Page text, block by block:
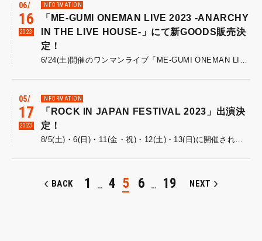
06
16
2023
INFORMATION
「ME-GUMI ONEMAN LIVE 2023 -ANARCHY
IN THE LIVE HOUSE-」にて新GOODS販売決
定！
6/24(土)開催のワンマンライブ「ME-GUMI ONEMAN LIVE 2023 -ANARCHY IN THE LIVE HOUSE-」にて新GOODSの販売が決定しました!今回販売開始となるのはラバーバンド、ステッカーセットの2種類「ちゅるりららばばん」￥500「組員と組員を繋ぐ！バンドステッカー」￥500 (6種類 1セット)数に限りがございますので、ご来場の方々はぜひチェックのほどよろしくお願いいたします！▼「ME-GUMI ONEMAN LIVE 2023 -ANARCHY IN THE LIVE HOUSE-」詳細はこちら▼■日程：6月24日(土)■会場：渋谷 Star Lounge■OPEN/START：16:30/17:00■チケット：前売￥3,500（税込・ドリンク代別)一般発売 4月13日(土)10：00~e+チケットぴあローソンチケット■お問い合わせ：ホットスタッフ・プロモーション 03-5720-9999(平日12:00～18:00)
05
17
2023
INFORMATION
「ROCK IN JAPAN FESTIVAL 2023」出演決
定！
8/5(土)・6(日)・11(金・祝)・12(土)・13(日)に開催される「ROCK IN JAPAN FESTIVAL 2023」への出演が決定しました！! め組の出演日は8月11日(金・祝)になります。 (ステージ、タイムテーブルは後日発表) 詳細は「ROCK IN JAPAN FESTIVAL 2023」公式サイト、Jフェスアプリからチェックをお願いいたします！ 「ROCK IN JAPAN FESTIVAL 2023」 【日程】 2023年8月5日(土)・6日(日)・11日(金・祝)・12日(土)・13日(日) 【開場/開演(予定)】 開場 9:00／開演 11:50／終演 20:40 ※雨天決行（荒天の場合は中止） 【会場】 千葉市蘇我スポーツ公園 【チケット】 公式アプリ「Jフェス」にて先行受付実施 ■第1次抽選先行受付 5月17日(水)昼12:15～5月29日(月)12:00 ■1日券：各日15,000円 ■割引セット券 2日セット券：28,000円 3日セット券：39,000円 4日セット券：47,000円 5日セット券：53,000円 【ROCK IN JAPAN FESTIVAL 2023公式サイト】 https://rijfes.jp/
BACK 1 … 4 5 6 … 19 NEXT